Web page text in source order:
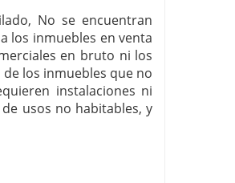
No se encuentran
los inmuebles en venta
en bruto ni los
los inmuebles que no
instalaciones ni
usos no habitables, y